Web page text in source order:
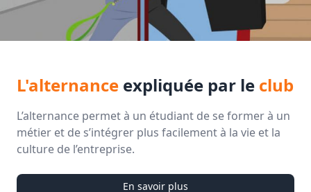
L'alternance expliquée par le club
L’alternance permet à un étudiant de se former à un
métier et de s’intégrer plus facilement à la vie et la
culture de l’entreprise.
En savoir plus